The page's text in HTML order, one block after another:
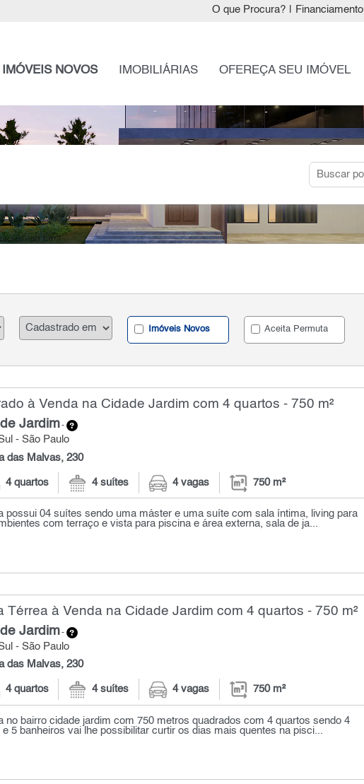
O que Procura? Financiamento
IMÓVEIS NOVOS IMOBILIÁRIAS OFEREÇA SEU IMÓVEL
Imóveis Novos Aceita Permuta
à Venda na Cidade Jardim com 4 quartos - 750 m²
Jardim-
- São Paulo
das Malvas, 230
4 quartos 4 suítes 4 vagas 750 m²
possui 04 suítes sendo uma máster e uma suíte com sala íntima, living para
com terraço e vista para piscina e área externa, sala de ja...
Térrea à Venda na Cidade Jardim com 4 quartos - 750 m²
Jardim-
- São Paulo
das Malvas, 230
4 quartos 4 suítes 4 vagas 750 m²
no bairro cidade jardim com 750 metros quadrados com 4 quartos sendo 4
5 banheiros vai lhe possibilitar curtir os dias mais quentes na pisci...